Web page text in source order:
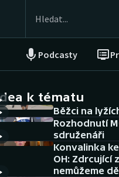
Podcasty
NEPŘEHLÉDNĚTE
Historické návraty
Aplikace ČT sport
AZ kvíz
k tématu
Běžci na
Rozhodnutí
sdruženáři
Konvalinka
OH: Zdrcující
nemůžeme